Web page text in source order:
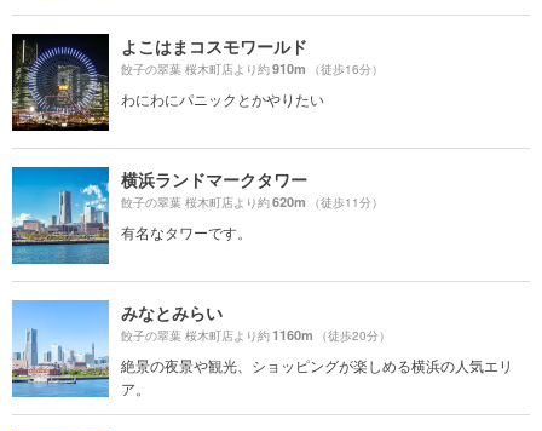
よこはまコスモワールド
餃子の翠葉 桜木町店より約910m （徒歩16分）
わにわにパニックとかやりたい
横浜ランドマークタワー
餃子の翠葉 桜木町店より約620m （徒歩11分）
有名なタワーです。
みなとみらい
餃子の翠葉 桜木町店より約1160m （徒歩20分）
絶景の夜景や観光、ショッピングが楽しめる横浜の人気エリ
ア。